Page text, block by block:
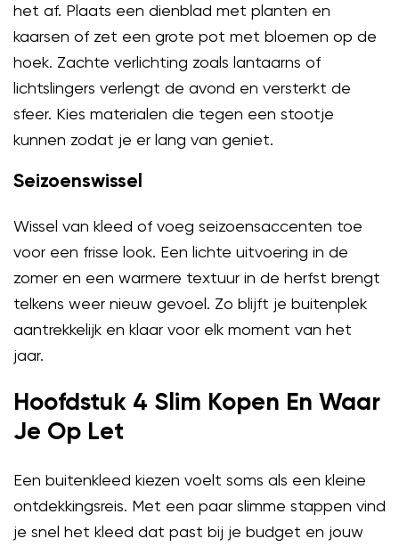
het af. Plaats een dienblad met planten en
kaarsen of zet een grote pot met bloemen op de
hoek. Zachte verlichting zoals lantaarns of
lichtslingers verlengt de avond en versterkt de
sfeer. Kies materialen die tegen een stootje
kunnen zodat je er lang van geniet.
Seizoenswissel
Wissel van kleed of voeg seizoensaccenten toe
voor een frisse look. Een lichte uitvoering in de
zomer en een warmere textuur in de herfst brengt
telkens weer nieuw gevoel. Zo blijft je buitenplek
aantrekkelijk en klaar voor elk moment van het
jaar.
Hoofdstuk 4 Slim Kopen En Waar
Je Op Let
Een buitenkleed kiezen voelt soms als een kleine
ontdekkingsreis. Met een paar slimme stappen vind
je snel het kleed dat past bij je budget en jouw